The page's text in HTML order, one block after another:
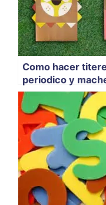
Como hacer
periodico y